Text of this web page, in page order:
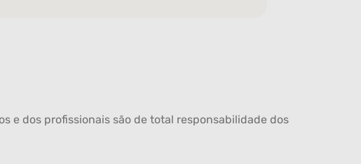
e dos profissionais são de total responsabilidade dos